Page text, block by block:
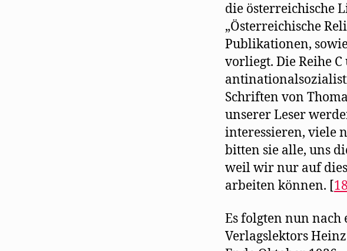
die österreichische
„Österreichische
Publikationen,
vorliegt. Die Reihe
Schriften von
unserer Leser
interessieren, viele
bitten sie alle, uns
weil wir nur auf
arbeiten können. [18
Es folgten nun
Verlagslektors